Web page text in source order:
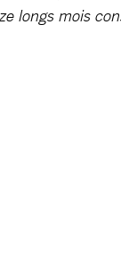
longs mois